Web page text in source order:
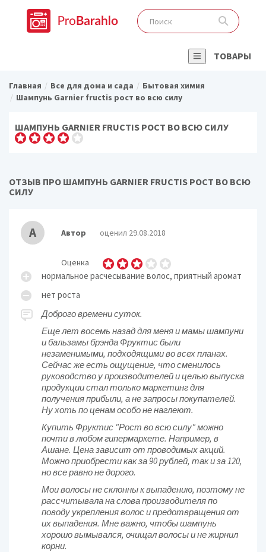
ТОВАРЫ
Главная Все для дома и сада
Бытовая химия
Шампунь Garnier fructis рост во всю силу
ШАМПУНЬ GARNIER FRUCTIS РОСТ ВО ВСЮ СИЛУ
ОТЗЫВ ПРО ШАМПУНЬ GARNIER FRUCTIS РОСТ ВО ВСЮ
СИЛУ
А Автор оценил 29.08.2018
Оценка
нормальное расчесывание волос, приятный аромат
нет роста
Доброго времени суток.
Еще лет восемь назад для меня и мамы шампуни
и бальзамы брэнда Фруктис были
незаменимыми, подходящими во всех планах.
Сейчас же есть ощущение, что сменилось
руководство у производителей и целью выпуска
продукции стал только маркетинг для
получения прибыли, а не запросы покупателей.
Ну хоть по ценам особо не наглеют.
Купить Фруктис "Рост во всю силу" можно
почти в любом гипермаркете. Например, в
Ашане. Цена зависит от проводимых акций.
Можно приобрести как за 90 рублей, так и за 120,
но все равно не дорого.
Мои волосы не склонны к выпадению, поэтому не
рассчитывала на слова производителя по
поводу укрепления волос и предотвращения от
их выпадения. Мне важно, чтобы шампунь
хорошо вымывался, очищал волосы и не жирнил
корни.